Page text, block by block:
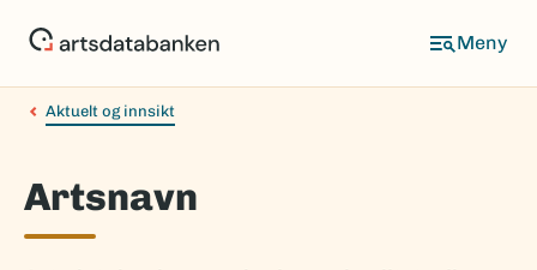
Aktuelt og innsikt
Artsnavn